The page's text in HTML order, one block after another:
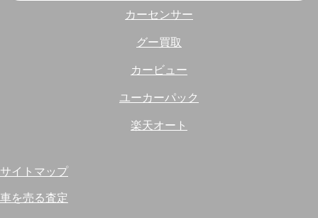
カーセンサー
グー買取
カービュー
ユーカーパック
楽天オート
サイトマップ
車を売る査定